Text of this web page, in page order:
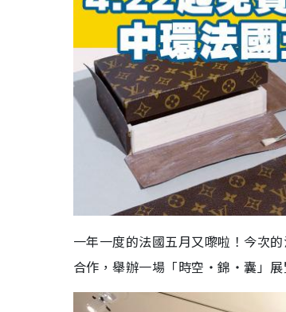
一年一度的法國五月又嚟啦！今次
合作，舉辦一場「時空‧錦‧囊」展